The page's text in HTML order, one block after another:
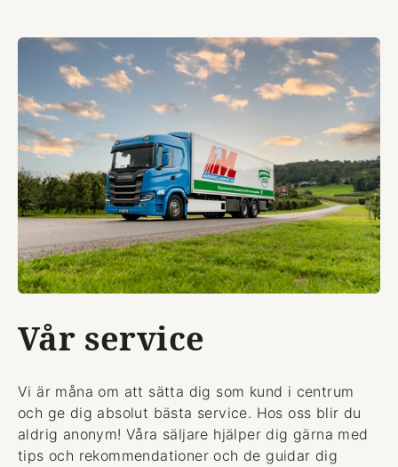
Vår service
Vi är måna om att sätta dig som kund i centrum
och ge dig absolut bästa service. Hos oss blir du
aldrig anonym! Våra säljare hjälper dig gärna med
tips och rekommendationer och de guidar dig